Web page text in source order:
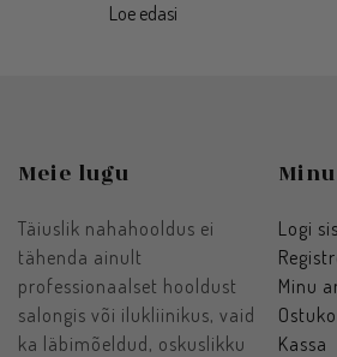
Loe edasi
Meie lugu
Täiuslik nahahooldus ei
tähenda ainult
professionaalset hooldust
salongis või ilukliinikus, vaid
ka läbimõeldud, oskuslikku
Logi
Minu
Kassa